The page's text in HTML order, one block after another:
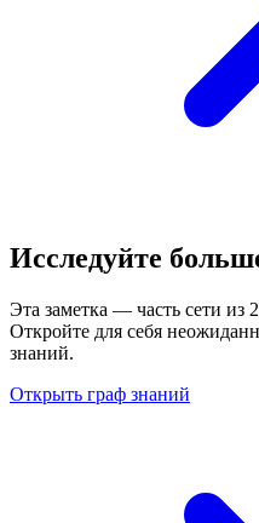
Исследуйте
Эта заметка — часть сети из
Откройте для себя
знаний.
Открыть граф знаний